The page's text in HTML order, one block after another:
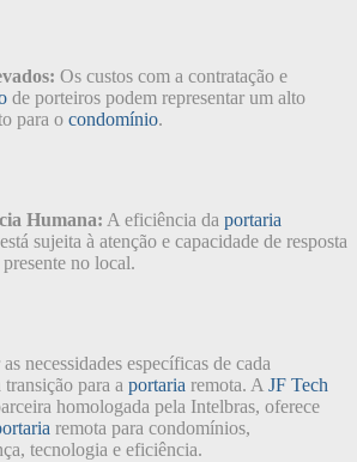
Os custos com a contratação e
de porteiros podem representar um alto
para o condomínio.
Humana: A eficiência da portaria
sujeita à atenção e capacidade de resposta
no local.
necessidades específicas de cada
para a portaria remota. A JF Tech
homologada pela Intelbras, oferece
remota para condomínios,
tecnologia e eficiência.